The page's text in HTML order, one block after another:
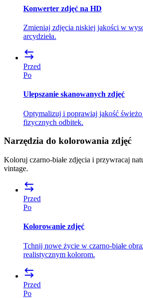
Konwerter zdjęć na HD
Zmieniaj zdjęcia niskiej jakości w
arcydzieła.
Przed
Po
Ulepszanie skanowanych zdjęć
Optymalizuj i poprawiaj jakość
fizycznych odbitek.
Narzędzia do kolorowania zdjęć
Koloruj czarno-białe zdjęcia i przywracaj
vintage.
Przed
Po
Kolorowanie zdjęć
Tchnij nowe życie w czarno-białe
realistycznym kolorom.
Przed
Po